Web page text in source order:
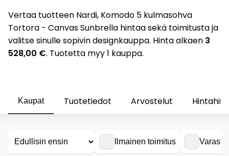
Vertaa tuotteen Nardi, Komodo 5 kulmasohva
Tortora - Canvas Sunbrella hintaa sekä toimitusta ja
valitse sinulle sopivin designkauppa. Hinta alkaen 3
528,00 €. Tuotetta myy 1 kauppa.
Kaupat Tuotetiedot Arvostelut
Ilmainen toimitus